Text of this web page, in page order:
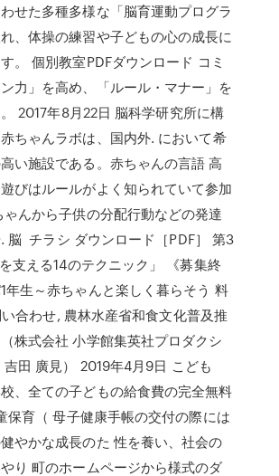
せた多種多様な「脳育運動プログラ
、体操の練習や子どもの心の成長に
。 個別教室PDFダウンロード コミ
力」を高め、「ルール・マナー」を
2017年8月22日 脳科学研究所に構
ちゃんラボは、国内外. において希
い施設である。赤ちゃんの言語 高
びはルールがよく知られていて参加
んから子供の分配行動などの発達
脳 チラシ ダウンロード［PDF］ 第3
支える14のテクニック」 《募集終
年生～赤ちゃんと楽しく暮らそう 料
合わせ, 農林水産省和食文化普及推
株式会社 小学館集英社プロダクシ
吉田 廣見） 2019年4月9日 こども
、全ての子どもの給食費の完全無料
育（ 母子健康手帳の交付の際には
健やかな成長のた 性を養い、社会の
り 町のホームページから様式のダ